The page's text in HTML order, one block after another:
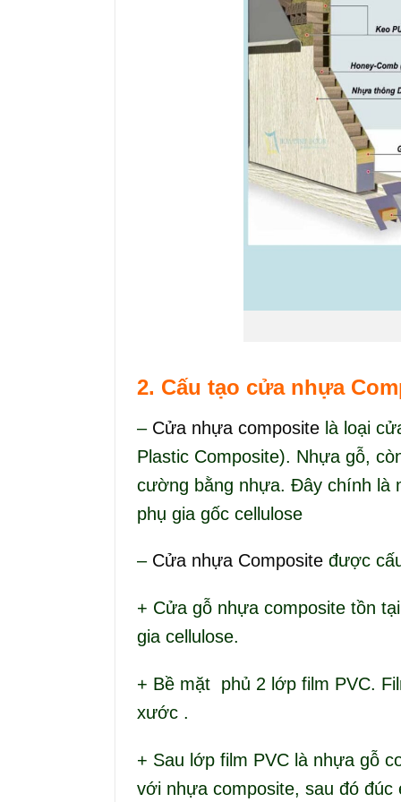
2. Cấu tạo cửa nhựa
– Cửa nhựa compositelà loại
Plastic Composite). Nhựa gỗ,
cường bằng nhựa. Đây chính là
phụ gia gốc cellulose
– Cửa nhựa Compositeđược
+ Cửa gỗ nhựa composite tồn
gia cellulose.
+ Bề mặt phủ 2 lớp film PVC.
xước .
+ Sau lớp film PVC là nhựa gỗ
với nhựa composite, sau đó đúc